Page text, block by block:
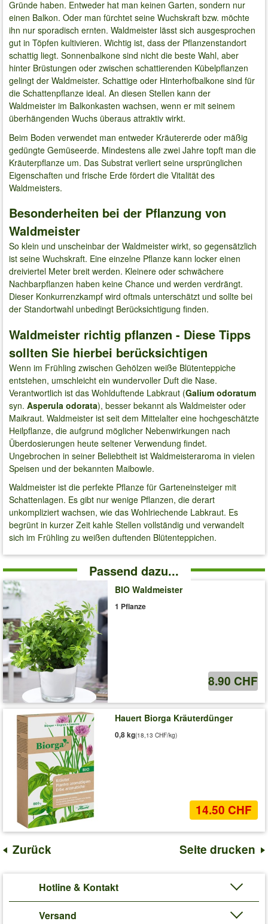
Gründe haben. Entweder hat man keinen Garten, sondern nur
einen Balkon. Oder man fürchtet seine Wuchskraft bzw. möchte
ihn nur sporadisch ernten. Waldmeister lässt sich ausgesprochen
gut in Töpfen kultivieren. Wichtig ist, dass der Pflanzenstandort
schattig liegt. Sonnenbalkone sind nicht die beste Wahl, aber
hinter Brüstungen oder zwischen schattierenden Kübelpflanzen
gelingt der Waldmeister. Schattige oder Hinterhofbalkone sind für
die Schattenpflanze ideal. An diesen Stellen kann der
Waldmeister im Balkonkasten wachsen, wenn er mit seinem
überhängenden Wuchs überaus attraktiv wirkt.
Beim Boden verwendet man entweder Kräutererde oder mäßig
gedüngte Gemüseerde. Mindestens alle zwei Jahre topft man die
Kräuterpflanze um. Das Substrat verliert seine ursprünglichen
Eigenschaften und frische Erde fördert die Vitalität des
Waldmeisters.
Besonderheiten bei der Pflanzung von
Waldmeister
So klein und unscheinbar der Waldmeister wirkt, so gegensätzlich
ist seine Wuchskraft. Eine einzelne Pflanze kann locker einen
dreiviertel Meter breit werden. Kleinere oder schwächere
Nachbarpflanzen haben keine Chance und werden verdrängt.
Dieser Konkurrenzkampf wird oftmals unterschätzt und sollte bei
der Standortwahl unbedingt Berücksichtigung finden.
Waldmeister richtig pflanzen - Diese Tipps
sollten Sie hierbei berücksichtigen
Wenn im Frühling zwischen Gehölzen weiße Blütenteppiche
entstehen, umschleicht ein wundervoller Duft die Nase.
Verantwortlich ist das Wohlduftende Labkraut (Galium odoratum
syn. Asperula odorata), besser bekannt als Waldmeister oder
Maikraut. Waldmeister ist seit dem Mittelalter eine hochgeschätzte
Heilpflanze, die aufgrund möglicher Nebenwirkungen nach
Überdosierungen heute seltener Verwendung findet.
Ungebrochen in seiner Beliebtheit ist Waldmeisteraroma in vielen
Speisen und der bekannten Maibowle.
Waldmeister ist die perfekte Pflanze für Garteneinsteiger mit
Schattenlagen. Es gibt nur wenige Pflanzen, die derart
unkompliziert wachsen, wie das Wohlriechende Labkraut. Es
begrünt in kurzer Zeit kahle Stellen vollständig und verwandelt
sich im Frühling zu weißen duftenden Blütenteppichen.
Passend dazu...
BIO Waldmeister
1 Pflanze
8.90 CHF
Hauert Biorga Kräuterdünger
0,8 kg
14.50 CHF
(18,13 CHF/kg)
Zurück Seite drucken
Hotline & Kontakt
Versand